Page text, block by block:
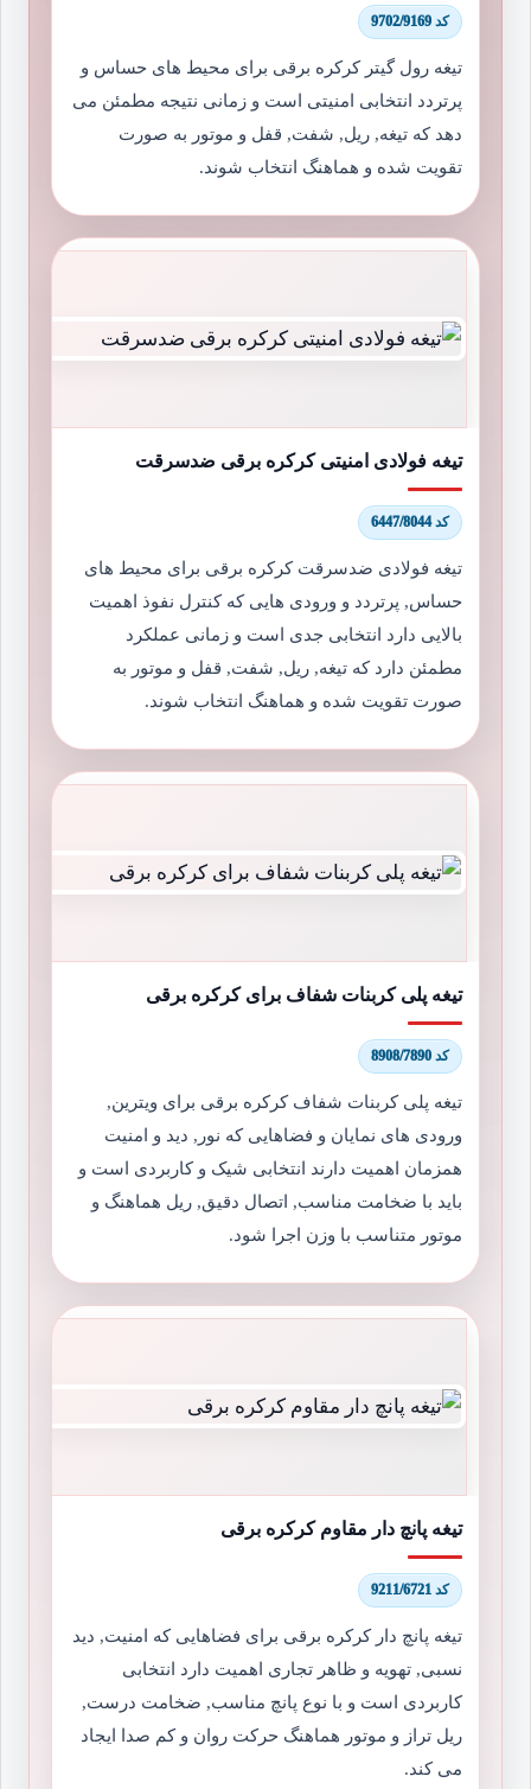
کد 9702/9169
تیغه رول گیتر کرکره برقی برای محیط های حساس و
پرتردد انتخابی امنیتی است و زمانی نتیجه مطمئن می
دهد که تیغه, ریل, شفت, قفل و موتور به صورت
تقویت شده و هماهنگ انتخاب شوند.
تیغه فولادی امنیتی کرکره برقی ضدسرقت
کد 6447/8044
تیغه فولادی ضدسرقت کرکره برقی برای محیط های
حساس, پرتردد و ورودی هایی که کنترل نفوذ اهمیت
بالایی دارد انتخابی جدی است و زمانی عملکرد
مطمئن دارد که تیغه, ریل, شفت, قفل و موتور به
صورت تقویت شده و هماهنگ انتخاب شوند.
تیغه پلی کربنات شفاف برای کرکره برقی
کد 8908/7890
تیغه پلی کربنات شفاف کرکره برقی برای ویترین,
ورودی های نمایان و فضاهایی که نور, دید و امنیت
همزمان اهمیت دارند انتخابی شیک و کاربردی است و
باید با ضخامت مناسب, اتصال دقیق, ریل هماهنگ و
موتور متناسب با وزن اجرا شود.
تیغه پانچ دار مقاوم کرکره برقی
کد 9211/6721
تیغه پانچ دار کرکره برقی برای فضاهایی که امنیت, دید
نسبی, تهویه و ظاهر تجاری اهمیت دارد انتخابی
کاربردی است و با نوع پانچ مناسب, ضخامت درست,
ریل تراز و موتور هماهنگ حرکت روان و کم صدا ایجاد
می کند.